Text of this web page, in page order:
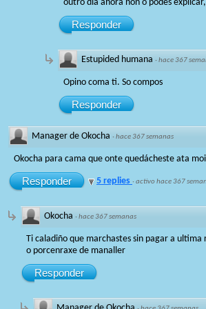
outro dia ahora non o podes
Responder
Estupided humana ·hace 367
Opino coma ti. So compos
Responder
Manager de Okocha ·hace 367 semanas
Okocha para cama que onte quedácheste ata
Responder 5 replies ·activo hace 367
Okocha ·hace 367 semanas
Ti caladiño que marchastes sin pagar a
o porcenraxe de manaller
Responder